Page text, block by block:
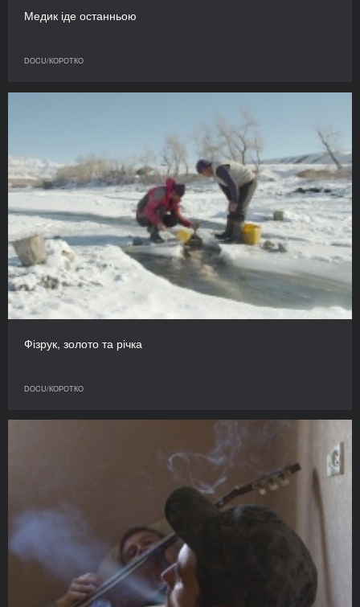
Медик іде останньою
DOCU/КОРОТКО
Фізрук, золото та річка
DOCU/КОРОТКО